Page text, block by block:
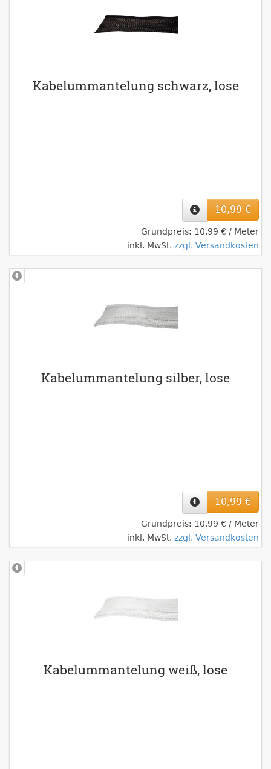
Kabelummantelung schwarz, lose
10,99 €
Grundpreis: 10,99 € / Meter
inkl. MwSt. zzgl. Versandkosten
Kabelummantelung silber, lose
10,99 €
Grundpreis: 10,99 € / Meter
inkl. MwSt. zzgl. Versandkosten
Kabelummantelung weiß, lose